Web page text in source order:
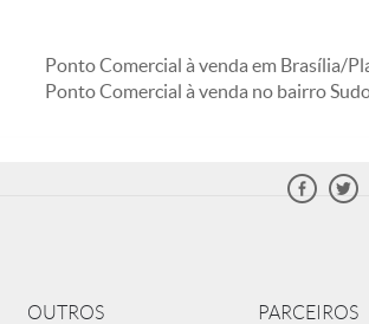
Ponto Comercial à venda em Brasília/
Ponto Comercial à venda no bairro
OUTROS PARCEIROS